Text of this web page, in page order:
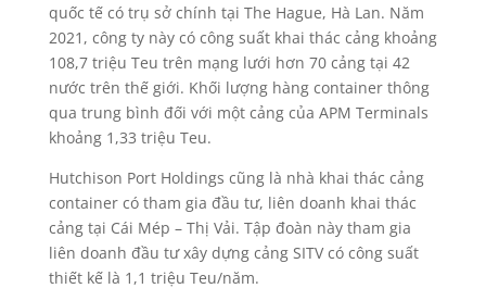
quốc tế có trụ sở chính tại The Hague, Hà Lan. Năm
2021, công ty này có công suất khai thác cảng khoảng
108,7 triệu Teu trên mạng lưới hơn 70 cảng tại 42
nước trên thế giới. Khối lượng hàng container thông
qua trung bình đối với một cảng của APM Terminals
khoảng 1,33 triệu Teu.
Hutchison Port Holdings cũng là nhà khai thác cảng
container có tham gia đầu tư, liên doanh khai thác
cảng tại Cái Mép – Thị Vải. Tập đoàn này tham gia
liên doanh đầu tư xây dựng cảng SITV có công suất
thiết kế là 1,1 triệu Teu/năm.